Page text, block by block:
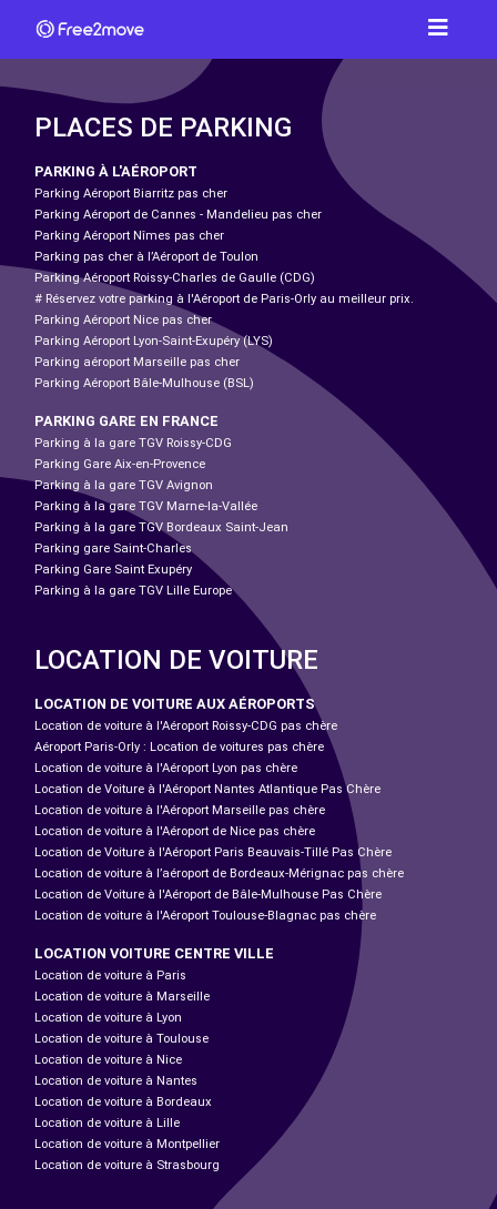
PLACES DE PARKING
PARKING À L'AÉROPORT
Parking Aéroport Biarritz pas cher
Parking Aéroport de Cannes - Mandelieu pas cher
Parking Aéroport Nîmes pas cher
Parking pas cher à l’Aéroport de Toulon
Parking Aéroport Roissy-Charles de Gaulle (CDG)
# Réservez votre parking à l'Aéroport de Paris-Orly au meilleur prix.
Parking Aéroport Nice pas cher
Parking Aéroport Lyon-Saint-Exupéry (LYS)
Parking aéroport Marseille pas cher
Parking Aéroport Bâle-Mulhouse (BSL)
PARKING GARE EN FRANCE
Parking à la gare TGV Roissy-CDG
Parking Gare Aix-en-Provence
Parking à la gare TGV Avignon
Parking à la gare TGV Marne-la-Vallée
Parking à la gare TGV Bordeaux Saint-Jean
Parking gare Saint-Charles
Parking Gare Saint Exupéry
Parking à la gare TGV Lille Europe
LOCATION DE VOITURE
LOCATION DE VOITURE AUX AÉROPORTS
Location de voiture à l'Aéroport Roissy-CDG pas chère
Aéroport Paris-Orly : Location de voitures pas chère
Location de voiture à l'Aéroport Lyon pas chère
Location de Voiture à l'Aéroport Nantes Atlantique Pas Chère
Location de voiture à l'Aéroport Marseille pas chère
Location de voiture à l'Aéroport de Nice pas chère
Location de Voiture à l'Aéroport Paris Beauvais-Tillé Pas Chère
Location de voiture à l’aéroport de Bordeaux-Mérignac pas chère
Location de Voiture à l'Aéroport de Bâle-Mulhouse Pas Chère
Location de voiture à l'Aéroport Toulouse-Blagnac pas chère
LOCATION VOITURE CENTRE VILLE
Location de voiture à Paris
Location de voiture à Marseille
Location de voiture à Lyon
Location de voiture à Toulouse
Location de voiture à Nice
Location de voiture à Nantes
Location de voiture à Bordeaux
Location de voiture à Lille
Location de voiture à Montpellier
Location de voiture à Strasbourg